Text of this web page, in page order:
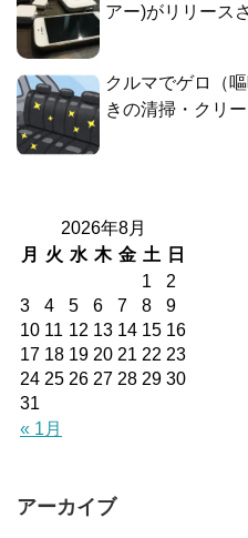
アー)がリリース
クルマでゲロ（
きの清掃・クリ
2026年8月
月
火 水 木 金 土 日
« 1月
1
2
3
4 5 6 7 8
9
10 11 12 13 14 15 16
17 18 19 20 21 22 23
24 25 26 27 28 29 30
31
アーカイブ